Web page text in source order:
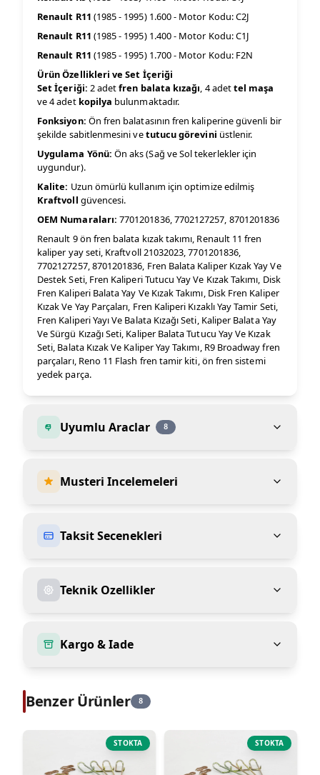
Renault R11 (1985 - 1995) 1.600 - Motor Kodu: C2J
Renault R11 (1985 - 1995) 1.400 - Motor Kodu: C1J
Renault R11 (1985 - 1995) 1.700 - Motor Kodu: F2N
Ürün Özellikleri ve Set İçeriği
Set İçeriği: 2 adetfren balata kızağı, 4 adettel maşa
ve 4 adet kopilya bulunmaktadır.
Fonksiyon: Ön fren balatasının fren kaliperine güvenli bir
şekilde sabitlenmesini vetutucu görevini üstlenir.
Uygulama Yönü: Ön aks (Sağ ve Sol tekerlekler için
uygundur).
Kalite: Uzun ömürlü kullanım için optimize edilmiş
Kraftvoll güvencesi.
OEM Numaraları: 7701201836, 7702127257, 8701201836
Renault 9 ön fren balata kızak takımı, Renault 11 fren
kaliper yay seti, Kraftvoll 21032023, 7701201836,
7702127257, 8701201836, Fren Balata Kaliper Kızak Yay Ve
Destek Seti, Fren Kaliperi Tutucu Yay Ve Kızak Takımı, Disk
Fren Kaliperi Balata Yay Ve Kızak Takımı, Disk Fren Kaliper
Kızak Ve Yay Parçaları, Fren Kaliperi Kızaklı Yay Tamir Seti,
Fren Kaliperi Yayı Ve Balata Kızağı Seti, Kaliper Balata Yay
Ve Sürgü Kızağı Seti, Kaliper Balata Tutucu Yay Ve Kızak
Seti, Balata Kızak Ve Kaliper Yay Takımı, R9 Broadway fren
parçaları, Reno 11 Flash fren tamir kiti, ön fren sistemi
yedek parça.
Uyumlu Araclar 8
Musteri Incelemeleri
Taksit Secenekleri
Teknik Ozellikler
Kargo & Iade
Benzer Ürünler 8
STOKTA STOKTA